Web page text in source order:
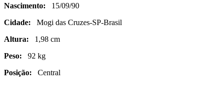
Nascimento: 15/09/90
Cidade: Mogi das Cruzes-SP-Brasil
Altura: 1,98 cm
Peso: 92 kg
Posição: Central